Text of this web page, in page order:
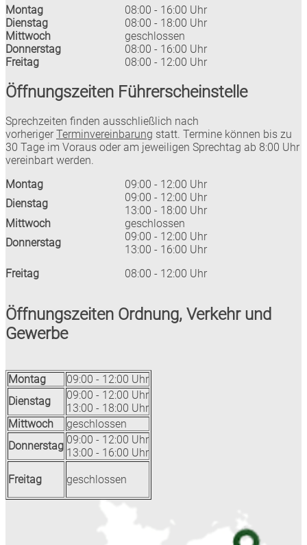
Montag
08:00 - 16:00 Uhr
Dienstag
08:00 - 18:00 Uhr
Mittwoch
geschlossen
Donnerstag
08:00 - 16:00 Uhr
Freitag
08:00 - 12:00 Uhr
Öffnungszeiten Führerscheinstelle
Sprechzeiten finden ausschließlich nach
vorheriger Terminvereinbarung statt. Termine können bis zu
30 Tage im Voraus oder am jeweiligen Sprechtag ab 8:00 Uhr
vereinbart werden.
Montag
09:00 - 12:00 Uhr
Dienstag
09:00 - 12:00 Uhr
13:00 - 18:00 Uhr
Mittwoch
geschlossen
Donnerstag
09:00 - 12:00 Uhr
13:00 - 16:00 Uhr
Freitag
08:00 - 12:00 Uhr
Öffnungszeiten Ordnung, Verkehr und
Gewerbe
Montag
09:00 - 12:00 Uhr
Dienstag
09:00 - 12:00 Uhr
13:00 - 18:00 Uhr
Mittwoch
geschlossen
Donnerstag 09:00 - 12:00 Uhr
13:00 - 16:00 Uhr
Freitag geschlossen